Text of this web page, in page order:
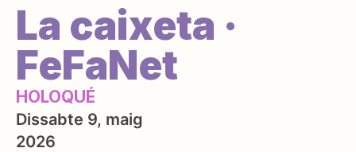
La caixeta ·
FeFaNet
HOLOQUÉ
Dissabte 9, maig
2026